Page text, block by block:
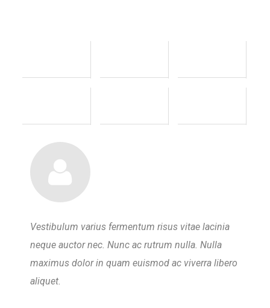
vitae lacinia
nulla. Nulla
ac viverra libero
Vestibulum varius fermentum risus
neque auctor nec. Nunc ac rutrum
maximus dolor in quam euismod ac